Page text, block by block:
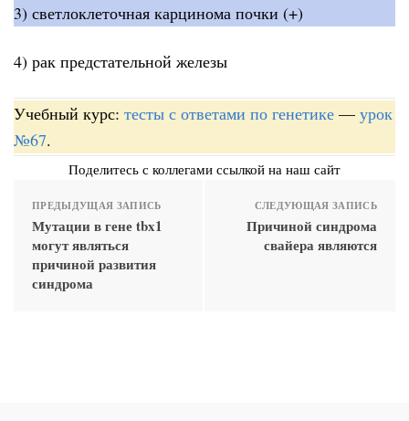
3) светлоклеточная карцинома почки (+)
4) рак предстательной железы
Учебный курс: тесты с ответами по генетике — урок
№67.
Поделитесь с коллегами ссылкой на наш сайт
ПРЕДЫДУЩАЯ ЗАПИСЬ
Мутации в гене tbx1
могут являться
причиной развития
синдрома
СЛЕДУЮЩАЯ ЗАПИСЬ
Причиной синдрома
свайера являются